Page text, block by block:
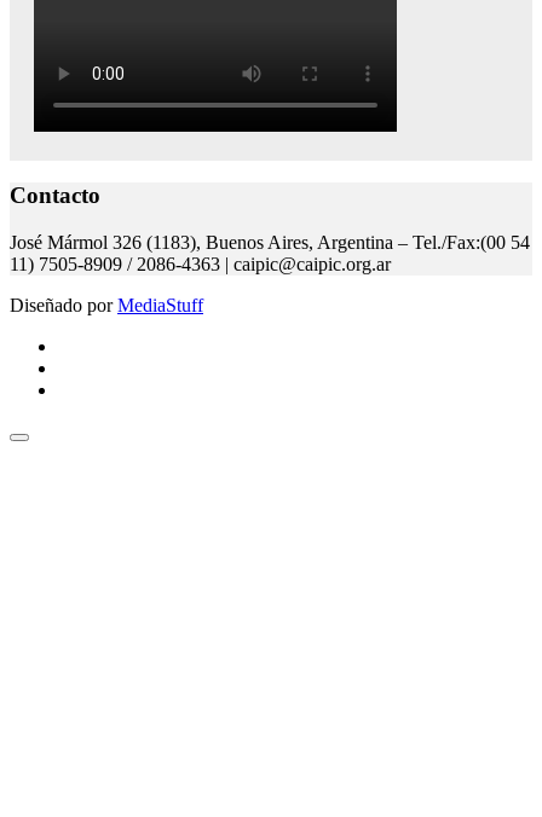
Contacto
José Mármol 326 (1183), Buenos Aires, Argentina – Tel./Fax:(00 54
11) 7505-8909 / 2086-4363 | caipic@caipic.org.ar
Diseñado porMediaStuff